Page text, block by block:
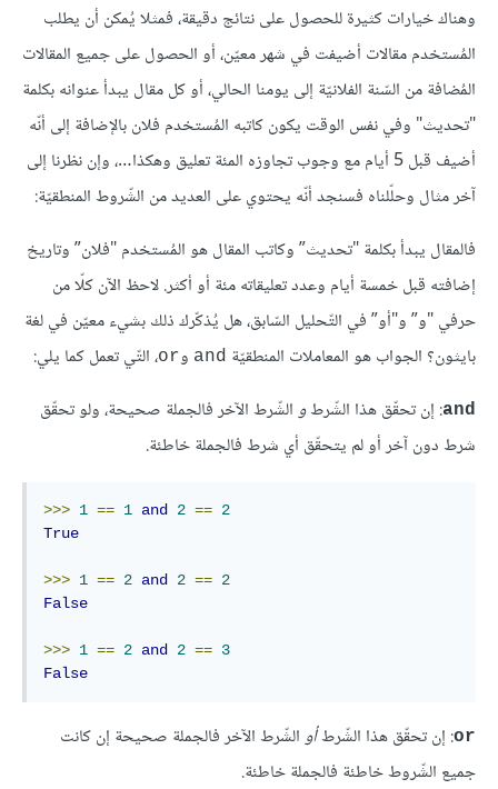
وهناك خيارات كثيرة للحصول على نتائج دقيقة، فمثلا يُمكن أن يطلب
المُستخدم مقالات أضيفت في شهر معيّن، أو الحصول على جميع المقالات
المُضافة من السّنة الفلانيّة إلى يومنا الحالي، أو كل مقال يبدأ عنوانه بكلمة
"تحديث" وفي نفس الوقت يكون كاتبه المُستخدم فلان بالإضافة إلى أنّه
أضيف قبل 5 أيام مع وجوب تجاوزه المئة تعليق وهكذا…، وإن نظرنا إلى
آخر مثال وحلّلناه فسنجد أنّه يحتوي على العديد من الشّروط المنطقيّة:
فالمقال يبدأ بكلمة "تحديث” وكاتب المقال هو المُستخدم "فلان” وتاريخ
إضافته قبل خمسة أيام وعدد تعليقاته مئة أو أكثر. لاحظ الآن كلّا من
حرفي "و” و"أو” في التّحليل السّابق، هل يُذكّرك ذلك بشيء معيّن في لغة
بايثون؟ الجواب هو المعاملات المنطقيّة and وor، التّي تعمل كما يلي:
and: إن تحقّق هذا الشّرطوالشّرط الآخر فالجملة صحيحة، ولو تحقّق
شرط دون آخر أو لم يتحقّق أي شرط فالجملة خاطئة.
>>> 1 == 1 and 2 == 2
True
>>> 1 == 2 and 2 == 2
False
>>> 1 == 2 and 2 == 3
False
or: إن تحقّق هذا الشّرطأوالشّرط الآخر فالجملة صحيحة إن كانت
جميع الشّروط خاطئة فالجملة خاطئة.